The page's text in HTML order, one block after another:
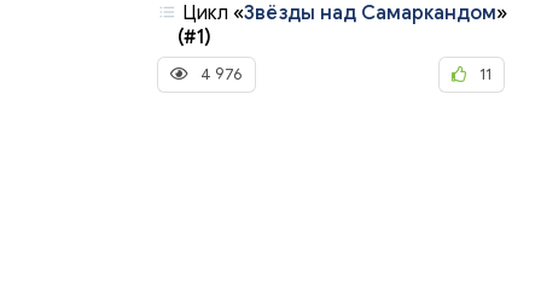
Цикл «Звёзды над Самаркандом»
(#1)
4 976 11